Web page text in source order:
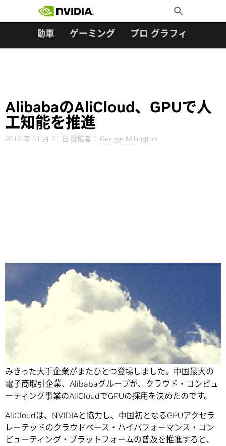
Toggle
Search
自動車 ゲーミング プロ グラフィックス
AlibabaのAliCloud、GPUで人
工知能を推進
2016 年 01 月 21 日 投稿者： George Millington
人工知能の開発をスピードアップしようとGPUの採用に踏
みきった大手企業がまたひとつ登場しました。中国最大の
電子商取引企業、Alibabaグループが、クラウド・コンピュ
ーティング事業のAliCloudでGPUの採用を決めたのです。
AliCloudは、NVIDIAと協力し、中国初となるGPUアクセラ
レーテッドのクラウドベース・ハイパフォーマンス・コン
ピューティング・プラットフォームの普及を推進すると、